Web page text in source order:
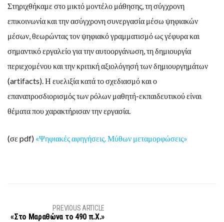
Στηριχθήκαμε στο μικτό μοντέλο μάθησης, τη σύγχρονη
επικοινωνία και την ασύγχρονη συνεργασία μέσω ψηφιακών
μέσων, θεωρώντας τον ψηφιακό γραμματισμό ως γέφυρα και
σημαντικό εργαλείο για την αυτοοργάνωση, τη δημιουργία
περιεχομένου και την κριτική αξιολόγησή των δημιουργημάτων
(artifacts). Η ευελιξία κατά το σχεδιασμό και ο
επαναπροσδιορισμός των ρόλων μαθητή-εκπαιδευτικού είναι
θέματα που χαρακτήρισαν την εργασία.
(σε pdf) «Ψηφιακές αφηγήσεις. Μύθων μεταμορφώσεις»
PREVIOUS ARTICLE
«Στο Μαραθώνα το 490 π.Χ.»